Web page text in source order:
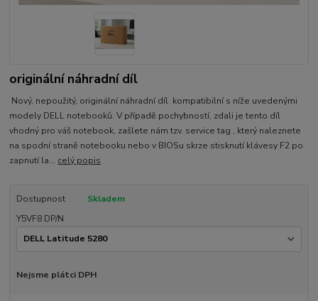
originální náhradní díl
Nový, nepoužitý, originální náhradní díl kompatibilní s níže uvedenými
modely DELL notebooků. V případě pochybností, zdali je tento díl
vhodný pro váš notebook, zašlete nám tzv. service tag , který naleznete
na spodní straně notebooku nebo v BIOSu skrze stisknutí klávesy F2 po
zapnutí la... celý popis
Dostupnost
Skladem
Y5VF8 DP/N
Nejsme plátci DPH